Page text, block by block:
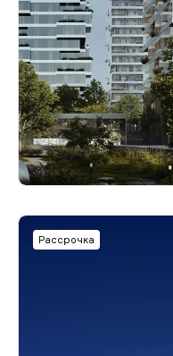
Рассрочка